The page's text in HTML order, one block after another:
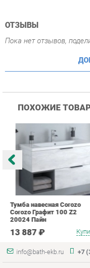
Тумба навесная Corozo
Corozo Графит 100 Z2
20024 Пайн
13 887 ₽
info@bath-ekb.ru
КАТАЛОГ
Коллекции
Умывальники с тумбой